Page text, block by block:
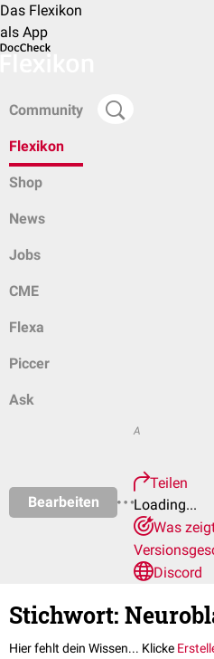
Das Flexikon
als App
Community
Flexikon
Shop
News
Jobs
CME
Flexa
Piccer
Ask
Bearbeiten
A
Teilen
Loading...
Was
Discord
Stichwort:
Hier fehlt dein Wissen... Klicke